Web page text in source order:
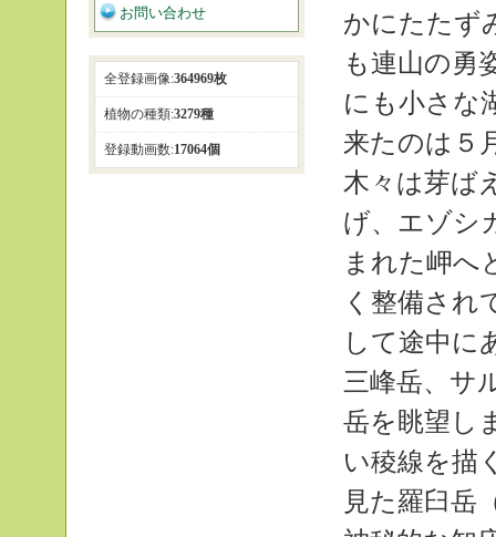
かにたたず
も連山の勇
にも小さな
来たのは５
木々は芽ば
げ、エゾ
まれた岬へ
く整備され
して途中に
三峰岳、サ
岳を眺望し
い稜線を描
見た羅臼岳
お問い合わせ
全登録画像:364969枚
植物の種類:3279種
登録動画数:17064個